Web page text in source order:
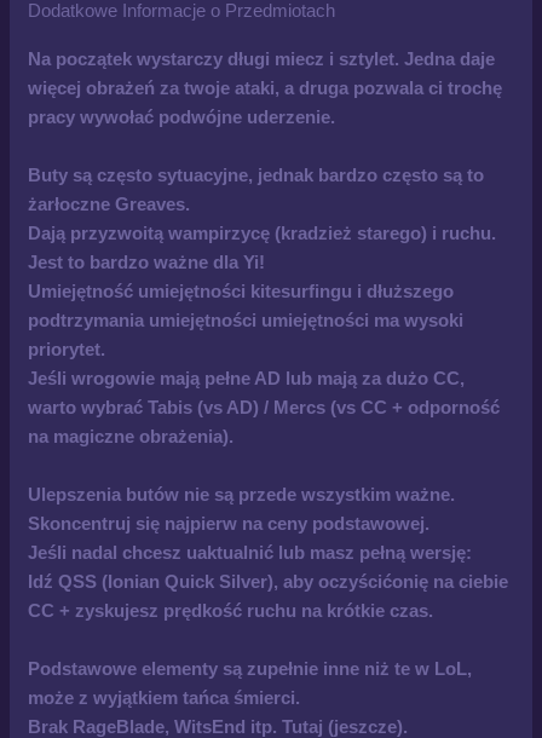
Dodatkowe Informacje o Przedmiotach
Na początek wystarczy długi miecz i sztylet. Jedna daje
więcej obrażeń za twoje ataki, a druga pozwala ci trochę
pracy wywołać podwójne uderzenie.
Buty są często sytuacyjne, jednak bardzo często są to
żarłoczne Greaves.
Dają przyzwoitą wampirzycę (kradzież starego) i ruchu.
Jest to bardzo ważne dla Yi!
Umiejętność umiejętności kitesurfingu i dłuższego
podtrzymania umiejętności umiejętności ma wysoki
priorytet.
Jeśli wrogowie mają pełne AD lub mają za dużo CC,
warto wybrać Tabis (vs AD) / Mercs (vs CC + odporność
na magiczne obrażenia).
Ulepszenia butów nie są przede wszystkim ważne.
Skoncentruj się najpierw na ceny podstawowej.
Jeśli nadal chcesz uaktualnić lub masz pełną wersję:
Idź QSS (Ionian Quick Silver), aby oczyścićonię na ciebie
CC + zyskujesz prędkość ruchu na krótkie czas.
Podstawowe elementy są zupełnie inne niż te w LoL,
może z wyjątkiem tańca śmierci.
Brak RageBlade, WitsEnd itp. Tutaj (jeszcze).